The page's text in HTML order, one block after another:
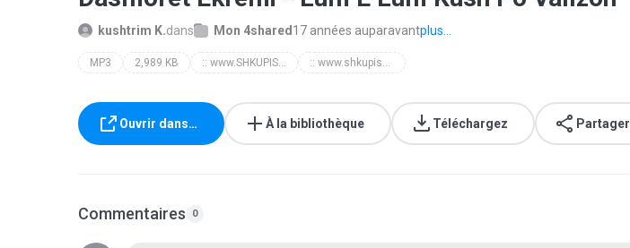
kushtrim K.dans Mon 4shared 17 années auparavantplus...
MP3 2,989 KB :: www.SHKUPISONG.NET :: :: www.shkupisong.net ::
Ouvrir dans… À la bibliothèque Téléchargez Partager
Commentaires 0